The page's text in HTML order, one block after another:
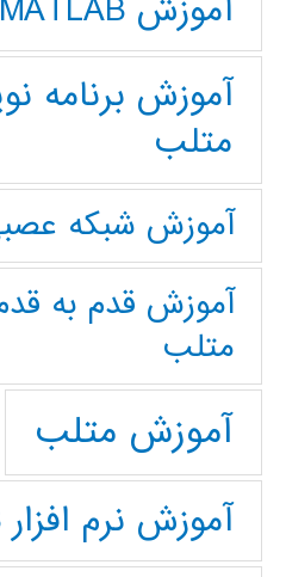
آموزش MATLAB
آموزش برنامه
متلب
آموزش شبکه
آموزش قدم به قدم
متلب
آموزش متلب
آموزش نرم افزار MATLAB